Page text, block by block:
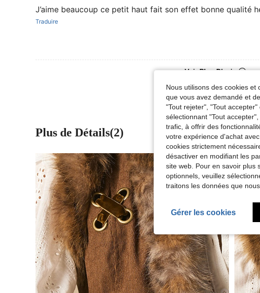
J’aime beaucoup ce petit haut fait son effet bonne qualité
Traduire
Voir Plus D'avis
Plus de Détails(2)
Nous utilisons des cookies
que vous avez demandé et
"Tout rejeter", "Tout
sélectionnant "Tout
trafic, à offrir des
votre expérience d'achat
cookies strictement
désactiver en modifiant les
site web. Pour en savoir plus
optionnels, veuillez
traitons les données que
Gérer les cookies